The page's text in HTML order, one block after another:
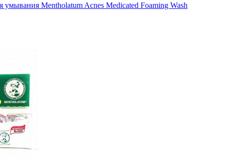
умывания Mentholatum Acnes Medicated Foaming Wash